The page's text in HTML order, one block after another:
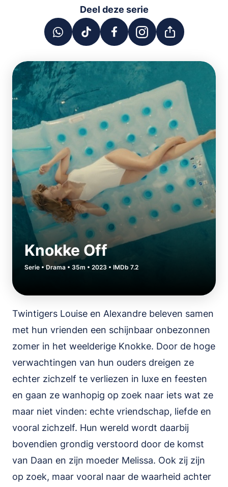
Deel deze serie
Knokke Off
Serie • Drama • 35m • 2023 • IMDb 7.2
Twintigers Louise en Alexandre beleven samen
met hun vrienden een schijnbaar onbezonnen
zomer in het weelderige Knokke. Door de hoge
verwachtingen van hun ouders dreigen ze
echter zichzelf te verliezen in luxe en feesten
en gaan ze wanhopig op zoek naar iets wat ze
maar niet vinden: echte vriendschap, liefde en
vooral zichzelf. Hun wereld wordt daarbij
bovendien grondig verstoord door de komst
van Daan en zijn moeder Melissa. Ook zij zijn
op zoek, maar vooral naar de waarheid achter